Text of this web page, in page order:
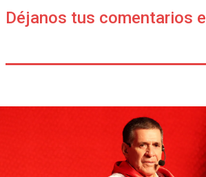
Déjanos tus comentarios